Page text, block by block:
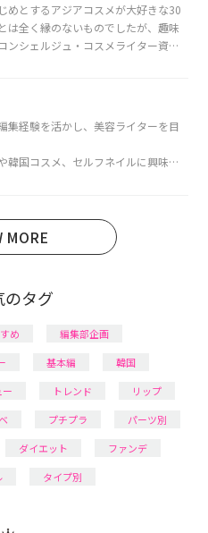
めとするアジアコスメが大好きな30
は全く縁のないものでしたが、趣味
ンシェルジュ・コスメライター資格
るイメージコンサルティングも行っ
集経験を活かし、美容ライターを目
韓国コスメ、セルフネイルに興味が
保有。
MORE
のタグ
め
編集部企画
基本編
韓国
トレンド
リップ
プチプラ
パーツ別
ダイエット
ファンデ
タイプ別